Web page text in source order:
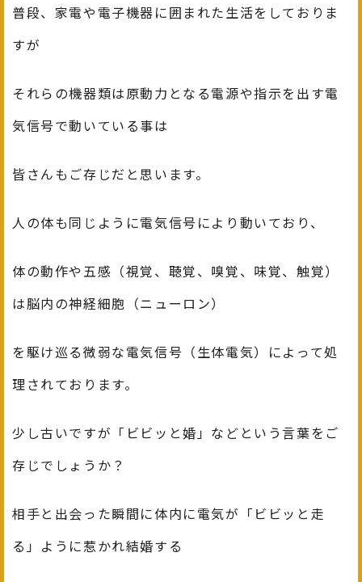
普段、家電や電子機器に囲まれた生活をしておりま
すが
それらの機器類は原動力となる電源や指示を出す電
気信号で動いている事は
皆さんもご存じだと思います。
人の体も同じように電気信号により動いており、
体の動作や五感（視覚、聴覚、嗅覚、味覚、触覚）
は脳内の神経細胞（ニューロン）
を駆け巡る微弱な電気信号（生体電気）によって処
理されております。
少し古いですが「ビビッと婚」などという言葉をご
存じでしょうか？
相手と出会った瞬間に体内に電気が「ビビッと走
る」ように惹かれ結婚する